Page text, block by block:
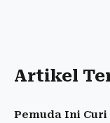
Artikel
Pemuda Ini